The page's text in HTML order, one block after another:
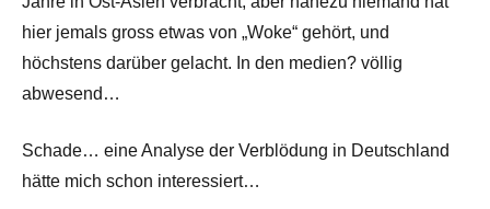
hier jemals gross etwas von „Woke“ gehört, und
höchstens darüber gelacht. In den medien? völlig
abwesend…
Schade… eine Analyse der Verblödung in Deutschland
hätte mich schon interessiert…